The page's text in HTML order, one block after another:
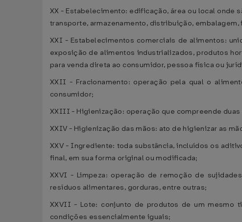
XX - Estabelecimento: edificação, área ou local onde
transporte, armazenamento, distribuição,
XXI - Estabelecimentos comerciais de alimentos:
exposição de alimentos industrializados, produtos
para venda direta ao consumidor, pessoa física ou
XXII - Fracionamento: operação pela qual o
consumidor;
XXIII - Higienização: operação que compreende
XXIV - Higienização das mãos: ato de higienizar as
XXV - Ingrediente: toda substância, incluídos os
final, em sua forma original ou modificada;
XXVI - Limpeza: operação de remoção de
resíduos alimentares, gorduras, entre outras;
XXVII - Lote: conjunto de produtos de um mesmo
condições essencialmente iguais;